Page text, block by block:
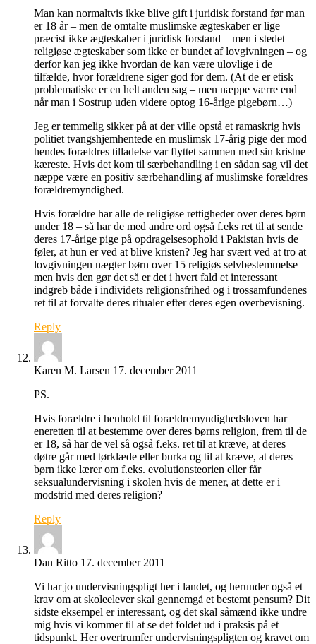
Man kan normaltvis ikke blive gift i juridisk forstand før man
er 18 år – men de omtalte muslimske ægteskaber er lige
præcist ikke ægteskaber i juridisk forstand – men i stedet
religiøse ægteskaber som ikke er bundet af lovgivningen – og
derfor kan jeg ikke hvordan de kan være ulovlige i de
tilfælde, hvor forældrene siger god for dem. (At de er etisk
problematiske er en helt anden sag – men næppe værre end
når man i Sostrup uden videre optog 16-årige pigebørn…)
Jeg er temmelig sikker på at der ville opstå et ramaskrig hvis
politiet tvangshjemhentede en muslimsk 17-årig pige der mod
hendes forældres tilladelse var flyttet sammen med sin kristne
kæreste. Hvis det kom til særbehandling i en sådan sag vil det
næppe være en positiv særbehandling af muslimske forældres
forældremyndighed.
Hvis forældre har alle de religiøse rettigheder over deres børn
under 18 – så har de med andre ord også f.eks ret til at sende
deres 17-årige pige på opdragelsesophold i Pakistan hvis de
føler, at hun er ved at blive kristen? Jeg har svært ved at tro at
lovgivningen nægter børn over 15 religiøs selvbestemmelse –
men hvis den gør det så er det i hvert fald et interessant
indgreb både i individets religionsfrihed og i trossamfundenes
ret til at forvalte deres ritualer efter deres egen overbevisning.
Reply
Karen M. Larsen 17. december 2011
PS.
Hvis forældre i henhold til forældremyndighedsloven har
eneretten til at bestemme over deres børns religion, frem til de
er 18, så har de vel så også f.eks. ret til at kræve, at deres
døtre går med tørklæde eller burka og til at kræve, at deres
børn ikke lærer om f.eks. evolutionsteorien eller får
seksualundervisning i skolen hvis de mener, at dette er i
modstrid med deres religion?
Reply
Dan Ritto 17. december 2011
Vi har jo undervisningspligt her i landet, og herunder også et
krav om at skoleelever skal gennemgå et bestemt pensum? Dit
sidste eksempel er interessant, og det skal såmænd ikke undre
mig hvis vi kommer til at se det foldet ud i praksis på et
tidspunkt. Her overtrumfer undervisningspligten og kravet om